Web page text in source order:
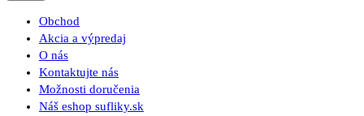
Obchod
Akcia a výpredaj
O nás
Kontaktujte nás
Možnosti doručenia
Náš eshop sufliky.sk